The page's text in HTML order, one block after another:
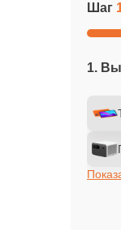
Шаг
1.